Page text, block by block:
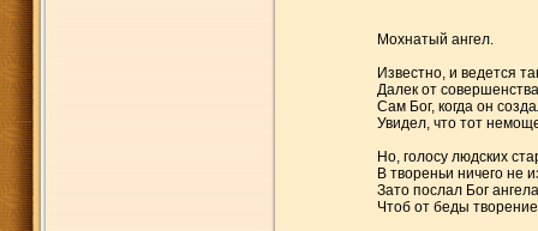
Мохнатый ангел.
Известно, и ведется
Далек от
Сам Бог, когда он
Увидел, что тот
Но, голосу людских
В твореньи ничего не
Зато послал Бог
Чтоб от беды